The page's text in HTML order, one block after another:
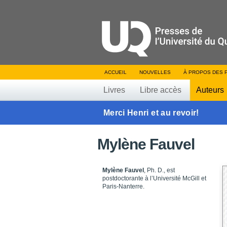
ACCUEIL NOUVELLES À PROPOS DES
Livres Libre accès Auteurs
Merci Henri et au revoir!
Mylène Fauvel
Mylène Fauvel , Ph. D., est
postdoctorante à l’Université McGill et
Paris-Nanterre.